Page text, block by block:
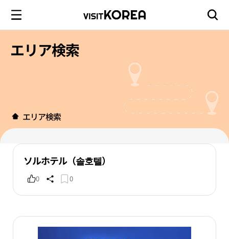
エリア検索
エリア検索
ソルホテル（솔호텔）
0 0